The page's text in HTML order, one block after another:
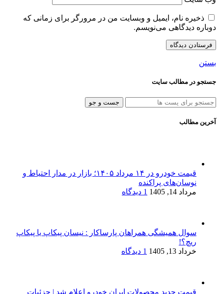
ذخیره نام، ایمیل و وبسایت من در مرورگر برای زمانی که
دوباره دیدگاهی می‌نویسم.
بستن
جستجو در مطالب سایت
جست و جو
آخرین مطالب
قیمت خودرو در ۱۴ مرداد ۱۴۰۵؛ بازار در مدار احتیاط و
نوسان‌های پراکنده
مرداد 14, 1405
1 دیدگاه
سوال همیشگی همراهان پارساکار : نیسان پیکاپ یا پیکاپ
ریچ؟!
خرداد 13, 1405
1 دیدگاه
قیمت جدید محصولات ایران خودرو اعلام شد | جزئیات